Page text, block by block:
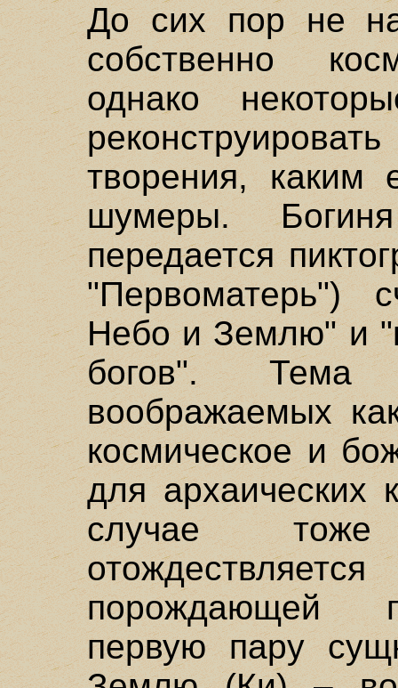
До сих пор не
собственно
однако
творения, каким
шумеры.
передается
"Первоматерь")
Небо и Землю" и
богов". Тема
воображаемых
космическое и
для
случае
порождающей
первую пару